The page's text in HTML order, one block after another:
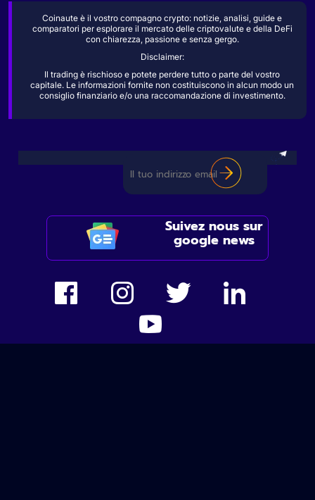
Coinaute è il vostro compagno crypto: notizie, analisi, guide e
comparatori per esplorare il mercato delle criptovalute e della DeFi
con chiarezza, passione e senza gergo.
Disclaimer:
Il trading è rischioso e potete perdere tutto o parte del vostro
capitale. Le informazioni fornite non costituiscono in alcun modo un
consiglio finanziario e/o una raccomandazione di investimento.
Suivez nous sur
google news